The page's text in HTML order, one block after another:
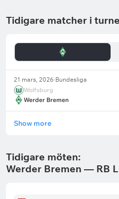
Tidigare matcher i
21 mars, 2026 Bundesliga
Wolfsburg
Werder Bremen
Show more
Tidigare möten:
Werder Bremen — RB